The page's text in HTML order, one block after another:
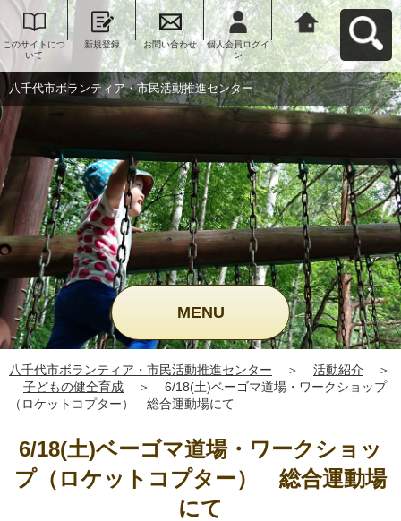
このサイトにつ
いて
新規登録 お問い合わせ
個人会員ログイ
ン
八千代市ボラン
ティア・市民活
動推進センター
へ戻る
八千代市ボランティア・市民活動推進センター
MENU
八千代市ボランティア・市民活動推進センター ＞ 活動紹介
＞
子どもの健全育成
＞
6/18(土)ベーゴマ道場・ワークショップ
（ロケットコプター） 総合運動場にて
6/18(土)ベーゴマ道場・ワークショッ
プ（ロケットコプター） 総合運動場
にて